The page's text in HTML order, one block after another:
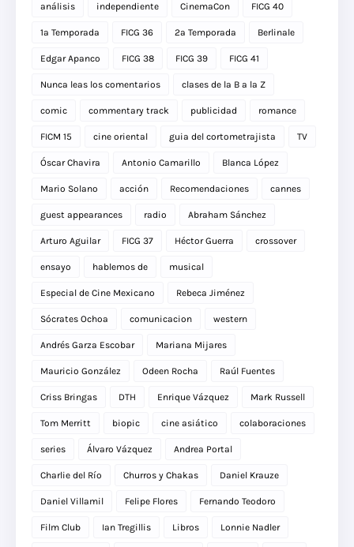
análisis independiente CinemaCon FICG 40
1a Temporada FICG 36 2a Temporada Berlinale
Edgar Apanco FICG 38 FICG 39 FICG 41
Nunca leas los comentarios clases de la B a la Z
comic commentary track publicidad romance
FICM 15 cine oriental guia del cortometrajista TV
Óscar Chavira Antonio Camarillo Blanca López
Mario Solano acción Recomendaciones cannes
guest appearances radio Abraham Sánchez
Arturo Aguilar FICG 37 Héctor Guerra crossover
ensayo hablemos de musical
Especial de Cine Mexicano Rebeca Jiménez
Sócrates Ochoa comunicacion western
Andrés Garza Escobar Mariana Mijares
Mauricio González Odeen Rocha Raúl Fuentes
Criss Bringas DTH Enrique Vázquez Mark Russell
Tom Merritt biopic cine asiático colaboraciones
series Álvaro Vázquez Andrea Portal
Charlie del Río Churros y Chakas Daniel Krauze
Daniel Villamil Felipe Flores Fernando Teodoro
Film Club Ian Tregillis Libros Lonnie Nadler